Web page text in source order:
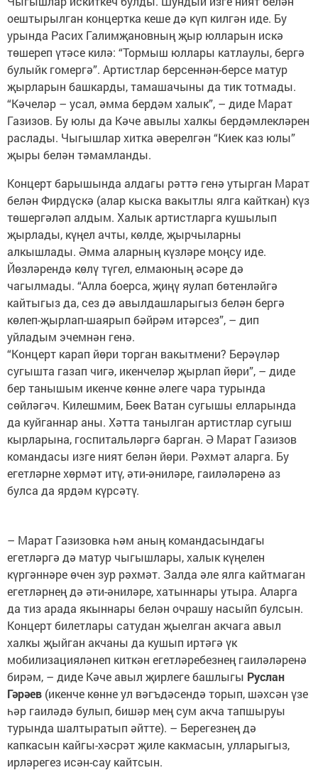
оештырылган концертка кеше дә күп килгән иде. Бу
урында Расих Галимҗановның җыр юлларын искә
төшереп үтәсе килә: “Тормыш юллары катлаулы, бергә
булыйк гомергә”. Артистлар берсеннән-берсе матур
җырларын башкарды, тамашачыны да тик тотмады.
“Кәчеләр – усал, әмма бердәм халык”, – диде Марат
Газизов. Бу юлы да Кәче авылы халкы бердәмлекләрен
раслады. Чыгышлар хитка әверелгән “Киек каз юлы”
җыры белән тәмамланды.
Концерт барышында алдагы рәттә генә утырган Марат
белән Фирдүскә (алар кыска вакытлы ялга кайткан) күз
төшергәләп алдым. Халык артистларга кушылып
җырлады, күңел ачты, көлде, җырчыларны
алкышлады. Әмма аларның күзләре моңсу иде.
Йөзләрендә көлү түгел, елмаюның әсәре дә
чагылмады. “Алла боерса, җиңү яулап бөтенләйгә
кайтыгыз да, сез дә авылдашларыгыз белән бергә
көлеп-җырлап-шаярып бәйрәм итәрсез”, – дип
уйладым эчемнән генә.
“Концерт карап йөри торган вакытмени? Берәүләр
сугышта газап чигә, икенчеләр җырлап йөри”, – диде
бер танышым икенче көнне әлеге чара турында
сөйләгәч. Килешмим, Бөек Ватан сугышы елларында
да куйганнар аны. Хәтта танылган артистлар сугыш
кырларына, госпитальләргә барган. Ә Марат Газизов
командасы изге ният белән йөри. Рәхмәт аларга. Бу
егетләрне хөрмәт итү, әти-әниләре, гаиләләренә аз
булса да ярдәм күрсәтү.
– Марат Газизовка һәм аның командасындагы
егетләргә дә матур чыгышлары, халык күңелен
күргәннәре өчен зур рәхмәт. Залда әле ялга кайтмаган
егетләрнең дә әти-әниләре, хатыннары утыра. Аларга
да тиз арада якыннары белән очрашу насыйп булсын.
Концерт билетлары сатудан җыелган акчага авыл
халкы җыйган акчаны да кушып иртәгә үк
мобилизацияләнеп киткән егетләребезнең гаиләләренә
бирәм, – диде Кәче авыл җирлеге башлыгы Руслан
Гәрәев (икенче көнне ул вәгъдәсендә торып, шәхсән үзе
һәр гаиләдә булып, бишәр мең сум акча тапшыруы
турында шалтыратып әйтте). – Берегезнең дә
капкасын кайгы-хәсрәт җиле какмасын, улларыгыз,
ирләрегез исән-сау кайтсын.